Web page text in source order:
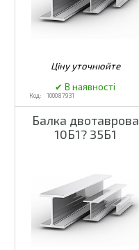
100087931
Балка двотаврова
10Б1? 35Б1